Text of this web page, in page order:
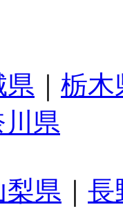
県
栃木
県
梨県 長